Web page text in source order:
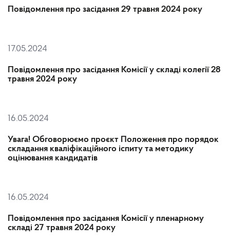
Повідомлення про засідання 29 травня 2024 року
17.05.2024
Повідомлення про засідання Комісії у складі колегії 28
травня 2024 року
16.05.2024
Увага! Обговорюємо проєкт Положення про порядок
складання кваліфікаційного іспиту та методику
оцінювання кандидатів
16.05.2024
Повідомлення про засідання Комісії у пленарному
складі 27 травня 2024 року